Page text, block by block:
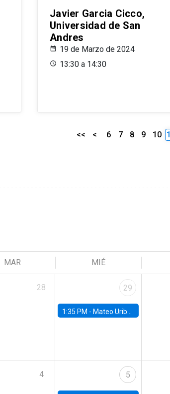
Javier Garcia Cicco,
Universidad de San
Andres
19 de Marzo de 2024
13:30 a 14:30
<< < 6 7 8 9 10
MAR MIÉ
28 29
1:35 PM - Mateo Uribe-Castro, Universidad de los Andes (Colombia)
4 5